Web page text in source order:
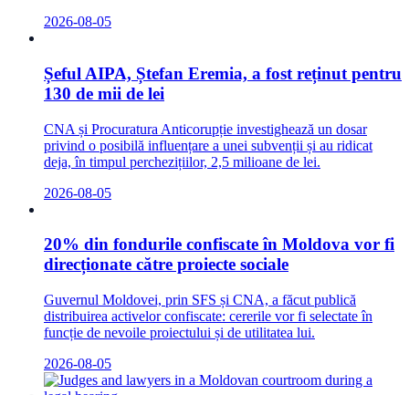
2026-08-05
Șeful AIPA, Ștefan Eremia, a fost reținut pentru
130 de mii de lei
CNA și Procuratura Anticorupție investighează un dosar
privind o posibilă influențare a unei subvenții și au ridicat
deja, în timpul perchezițiilor, 2,5 milioane de lei.
2026-08-05
20% din fondurile confiscate în Moldova vor fi
direcționate către proiecte sociale
Guvernul Moldovei, prin SFS și CNA, a făcut publică
distribuirea activelor confiscate: cererile vor fi selectate în
funcție de nevoile proiectului și de utilitatea lui.
2026-08-05